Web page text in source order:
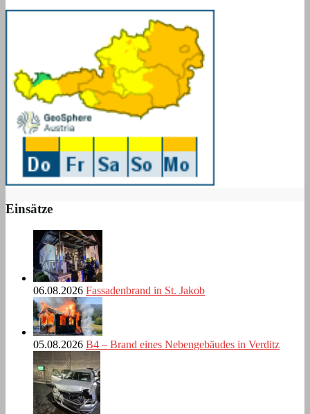
Einsätze
06.08.2026 Fassadenbrand in St. Jakob
05.08.2026 B4 – Brand eines Nebengebäudes in Verditz